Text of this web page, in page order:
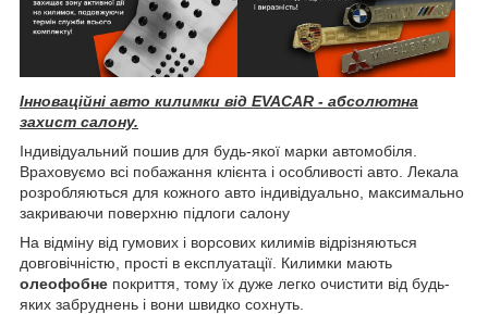
Інноваційні авто килимки від EVACAR - абсолютна
захист салону.
Індивідуальний пошив для будь-якої марки автомобіля.
Враховуємо всі побажання клієнта і особливості авто. Лекала
розробляються для кожного авто індивідуально, максимально
закриваючи поверхню підлоги салону
На відміну від гумових і ворсових килимів відрізняються
довговічністю, прості в експлуатації. Килимки мають
олеофобне покриття, тому їх дуже легко очистити від будь-
яких забруднень і вони швидко сохнуть.